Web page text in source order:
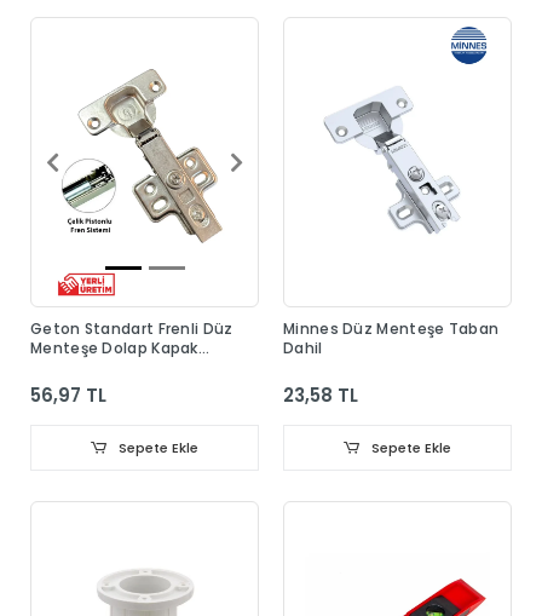
Geton Standart Frenli Düz
Menteşe Dolap Kapak
56,97 TL
Sepete Ekle
Minnes Düz Menteşe Taban
Dahil
23,58 TL
Sepete Ekle